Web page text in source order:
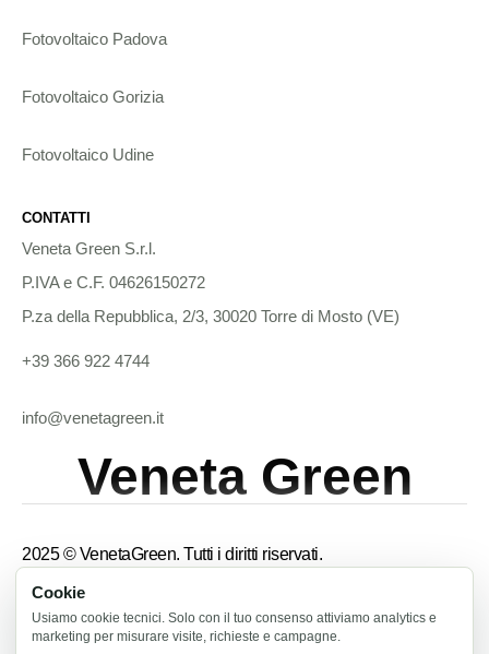
Fotovoltaico Padova
Fotovoltaico Gorizia
Fotovoltaico Udine
CONTATTI
Veneta Green S.r.l.
P.IVA e C.F. 04626150272
P.za della Repubblica, 2/3, 30020 Torre di Mosto (VE)
+39 366 922 4744
info@venetagreen.it
Veneta Green
2025 © VenetaGreen. Tutti i diritti riservati.
Termini e condizioni
Informativa privacy
Cookie
Usiamo cookie tecnici. Solo con il tuo consenso attiviamo analytics e
marketing per misurare visite, richieste e campagne.